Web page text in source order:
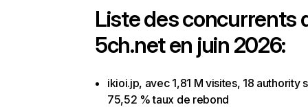
Liste des concurrents
5ch.net en juin 2026:
ikioi.jp, avec 1,81 M visites, 18 authority
75,52 % taux de rebond